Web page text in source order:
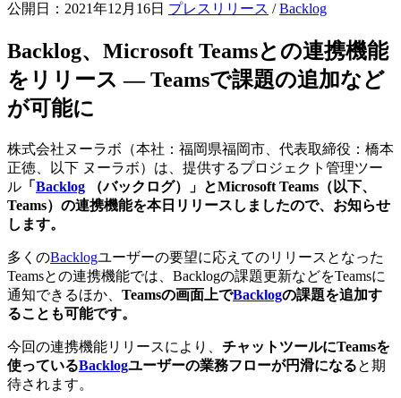
公開日： 2021年12月16日 プレスリリース / Backlog
Backlog、Microsoft Teamsとの連携機能
をリリース — Teamsで課題の追加など
が可能に
株式会社ヌーラボ（本社：福岡県福岡市、代表取締役：橋本
正徳、以下 ヌーラボ）は、提供するプロジェクト管理ツー
ル 「 Backlog （バックログ）」とMicrosoft Teams（以下、
Teams）の連携機能を本日リリースしましたので、お知らせ
します。
多くのBacklogユーザーの要望に応えてのリリースとなった
Teamsとの連携機能では、Backlogの課題更新などをTeamsに
通知できるほか、 Teamsの画面上でBacklogの課題を追加す
ることも可能です。
今回の連携機能リリースにより、 チャットツールにTeamsを
使っているBacklogユーザーの業務フローが円滑になると期
待されます。